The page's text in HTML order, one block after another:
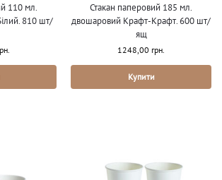
110 мл.
810 шт/
Стакан паперовий 185 мл.
двошаровий Крафт-Крафт. 600 шт/
ящ
1248,00 грн.
Купити